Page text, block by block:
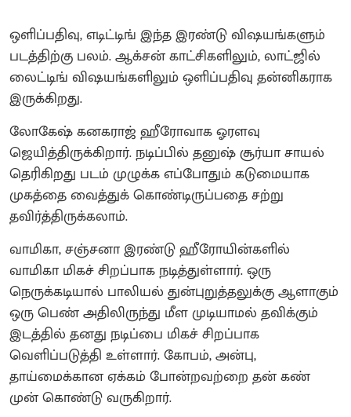
ஒளிப்பதிவு, எடிட்டிங் இந்த இரண்டு விஷயங்களும்
படத்திற்கு பலம். ஆக்சன் காட்சிகளிலும், லாட்ஜில்
லைட்டிங் விஷயங்களிலும் ஒளிப்பதிவு தன்னிகராக
இருக்கிறது.
லோகேஷ் கனகராஜ் ஹீரோவாக ஓரளவு
ஜெயித்திருக்கிறார். நடிப்பில் தனுஷ் சூர்யா சாயல்
தெரிகிறது படம் முழுக்க எப்போதும் கடுமையாக
முகத்தை வைத்துக் கொண்டிருப்பதை சற்று
தவிர்த்திருக்கலாம்.
வாமிகா, சஞ்சனா இரண்டு ஹீரோயின்களில்
வாமிகா மிகச் சிறப்பாக நடித்துள்ளார். ஒரு
நெருக்கடியால் பாலியல் துன்புறுத்தலுக்கு ஆளாகும்
ஒரு பெண் அதிலிருந்து மீள முடியாமல் தவிக்கும்
இடத்தில் தனது நடிப்பை மிகச் சிறப்பாக
வெளிப்படுத்தி உள்ளார். கோபம், அன்பு,
தாய்மைக்கான ஏக்கம் போன்றவற்றை தன் கண்
முன் கொண்டு வருகிறார்.